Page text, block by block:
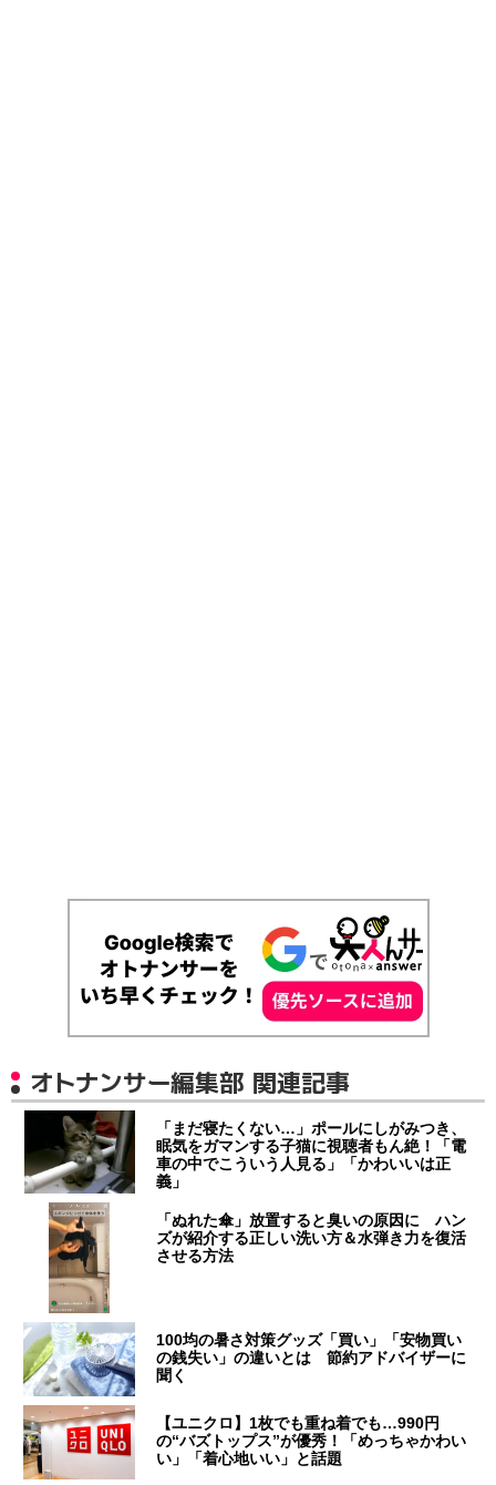
オトナンサー編集部 関連記事
「まだ寝たくない…」ポールにしがみつき、
眠気をガマンする子猫に視聴者もん絶！「電
車の中でこういう人見る」「かわいいは正
義」
「ぬれた傘」放置すると臭いの原因に ハン
ズが紹介する正しい洗い方＆水弾き力を復活
させる方法
100均の暑さ対策グッズ「買い」「安物買い
の銭失い」の違いとは 節約アドバイザーに
聞く
【ユニクロ】1枚でも重ね着でも…990円
の“バズトップス”が優秀！「めっちゃかわい
い」「着心地いい」と話題